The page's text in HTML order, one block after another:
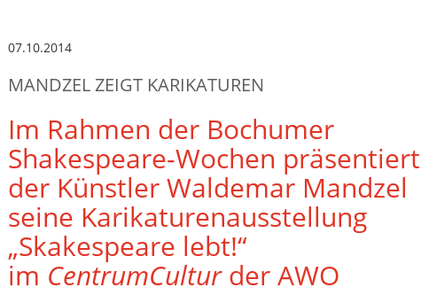
07.10.2014
MANDZEL ZEIGT KARIKATUREN
Im Rahmen der Bochumer
Shakespeare-Wochen präsentiert
der Künstler Waldemar Mandzel
seine Karikaturenausstellung
„Skakespeare lebt!“
im CentrumCulturder AWO